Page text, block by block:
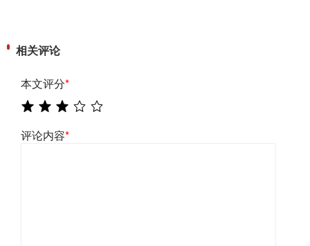
相关评论
本文评分*
评论内容*